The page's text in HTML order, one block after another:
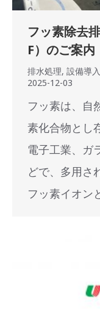
フッ素除去
F）のご案内
排水処理, 設備導
2025-12-03
フッ素は、
素化合物とし
電子工業、ガ
どで、多用さ
フッ素イオン